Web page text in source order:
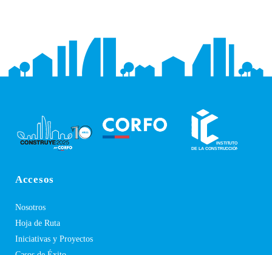
Accesos
Nosotros
Hoja de Ruta
Iniciativas y Proyectos